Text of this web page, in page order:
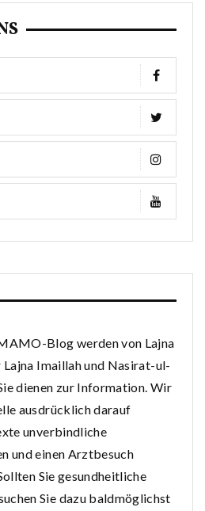
Blog werden von Lajna
Imaillah und Nasirat-ul-
dienen zur Information. Wir
ausdrücklich darauf
unverbindliche
und einen Arztbesuch
Sie gesundheitliche
Sie dazu baldmöglichst